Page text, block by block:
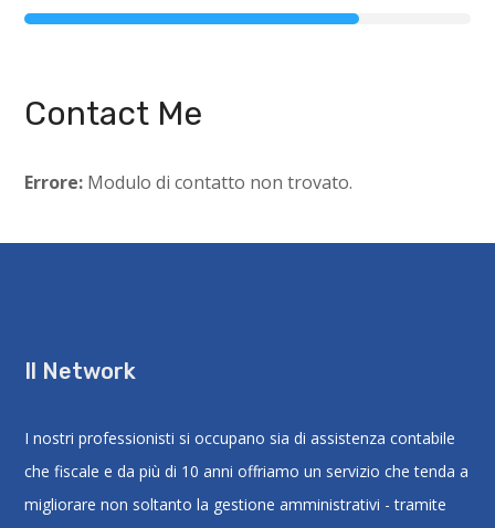
Contact Me
Errore: Modulo di contatto non trovato.
Il Network
I nostri professionisti si occupano sia di assistenza contabile
che fiscale e da più di 10 anni offriamo un servizio che tenda a
migliorare non soltanto la gestione amministrativi - tramite